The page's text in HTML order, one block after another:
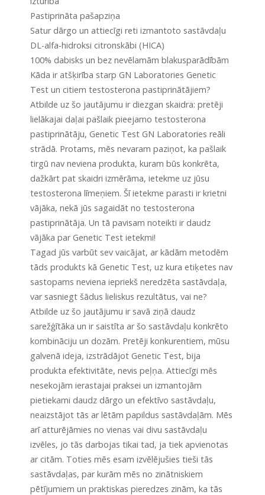
Pastiprināta pašapziņa
Satur dārgo un attiecīgi reti izmantoto sastāvdaļu
DL-alfa-hidroksi citronskābi (HICA)
100% dabisks un bez nevēlamām blakusparādībām
Kāda ir atšķirība starp GN Laboratories Genetic
Test un citiem testosterona pastiprinātājiem?
Atbilde uz šo jautājumu ir diezgan skaidra: pretēji
lielākajai daļai pašlaik pieejamo testosterona
pastiprinātāju, Genetic Test GN Laboratories reāli
strādā. Protams, mēs nevaram paziņot, ka pašlaik
tirgū nav neviena produkta, kuram būs konkrēta,
dažkārt pat skaidri izmērāma, ietekme uz jūsu
testosterona līmeņiem. Šī ietekme parasti ir krietni
vājāka, nekā jūs sagaidāt no testosterona
pastiprinātāja. Un tā pavisam noteikti ir daudz
vājāka par Genetic Test ietekmi!
Tagad jūs varbūt sev vaicājat, ar kādām metodēm
tāds produkts kā Genetic Test, uz kura etiķetes nav
sastopams neviena iepriekš neredzēta sastāvdaļa,
var sasniegt šādus lieliskus rezultātus, vai ne?
Atbilde uz šo jautājumu ir savā ziņā daudz
sarežģītāka un ir saistīta ar šo sastāvdaļu konkrēto
kombināciju un dozām. Pretēji konkurentiem, mūsu
galvenā ideja, izstrādājot Genetic Test, bija
produkta efektivitāte, nevis peļņa. Attiecīgi mēs
nesekojām ierastajai praksei un izmantojām
pietiekami daudz dārgo un efektīvo sastāvdaļu,
neaizstājot tās ar lētām papildus sastāvdaļām. Mēs
arī atturējāmies no vienas vai divu sastāvdaļu
izvēles, jo tās darbojas tikai tad, ja tiek apvienotas
ar citām. Toties mēs esam izvēlējušies tieši tās
sastāvdaļas, par kurām mēs no zinātniskiem
pētījumiem un praktiskas pieredzes zinām, ka tās